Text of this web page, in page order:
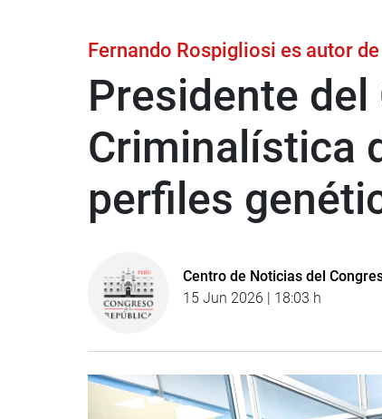
Fernando Rospigliosi es autor
Presidente
Criminalística
perfiles
Centro de Noticias del
15 Jun 2026 | 18:03 h